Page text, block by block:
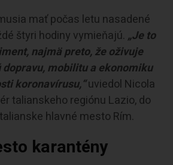
mať počas letu nasadené
štyri hodiny vymieňajú. „Je to
najmä preto, že oživuje
mobilitu a ekonomiku
koronavírusu,“uviedol Nicola
talianskeho regiónu Lazio, do
hlavné mesto Rím.
karantény